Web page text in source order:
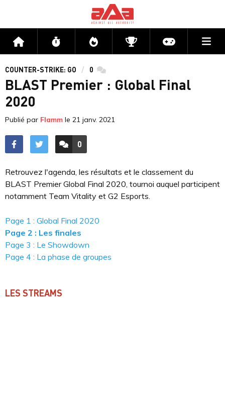
Accueil Flux Directs CompétitionsActu jeux
COUNTER-STRIKE: GO 0 commentaires
BLAST Premier : Global Final
2020
Publié par Flamm le 21 janv. 2021
ACCÉDER AUX
0
COMMENTAIRES
Retrouvez l'agenda, les résultats et le classement du
BLAST Premier Global Final 2020, tournoi auquel participent
notamment Team Vitality et G2 Esports.
Page 1 : Global Final 2020
Page 2 : Les finales
Page 3 : Le Showdown
Page 4 : La phase de groupes
LES STREAMS